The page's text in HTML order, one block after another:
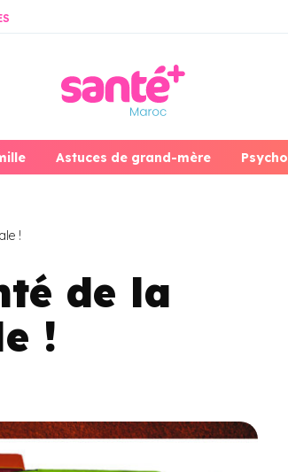
Astuces de grand-mère Psycho
!
de la
!